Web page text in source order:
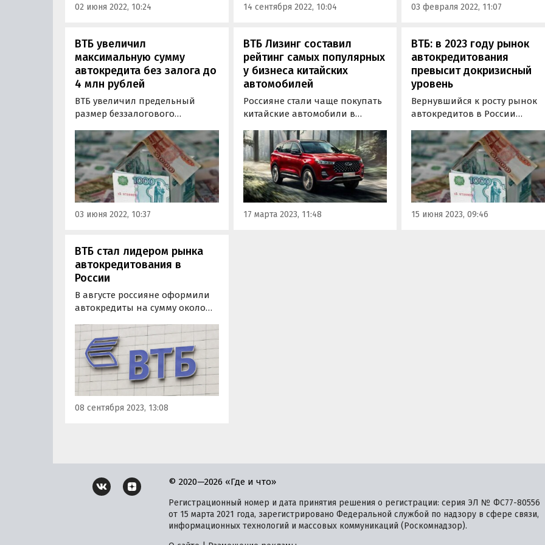
02 июня 2022, 10:24 14 сентября 2022, 10:04 03 февраля 2022, 11:07
ВТБ увеличил
максимальную сумму
автокредита без залога до
4 млн рублей
ВТБ увеличил предельный
размер беззалогового
Изменения коснулись
получения средств как с
подтверждением дохода, так и
без него. Об этом в пятницу, 3
июня, сообщила пресс-служба
банка.
03 июня 2022, 10:37
ВТБ Лизинг составил
рейтинг самых популярных
у бизнеса китайских
автомобилей
Россияне стали чаще покупать
китайские автомобили в
доля «китайцев» в портфеле
ВТБ Лизинг выросла с 19% до
40,9%, а в грузовом — с 33% до
51,3%, сообщили в пресс-службе
компании.
17 марта 2023, 11:48
ВТБ: в 2023 году рынок
автокредитования
превысит докризисный
уровень
Вернувшийся к росту рынок
автокредитов в России
рекордного 2021 года уже в
первом полугодии. По
ВТБ, продажи автокредитов
эти шесть месяцев достигнут
588 млрд рублей, оказавшись
на 88% больше, чем за тот же
период 2022…
15 июня 2023, 09:46
ВТБ стал лидером рынка
автокредитования в
России
В августе россияне оформили
автокредиты на сумму около
вдвое превышает результат за
аналогичный месяц прошлого
года и примерно в 1,5 раза –
рекордного 2021-го года.
08 сентября 2023, 13:08
© 2020—2026 «Где и что»
Регистрационный номер и дата принятия решения о регистрации: серия ЭЛ № ФС77-80556
от 15 марта 2021 года, зарегистрировано Федеральной службой по надзору в сфере связи,
информационных технологий и массовых коммуникаций (Роскомнадзор).